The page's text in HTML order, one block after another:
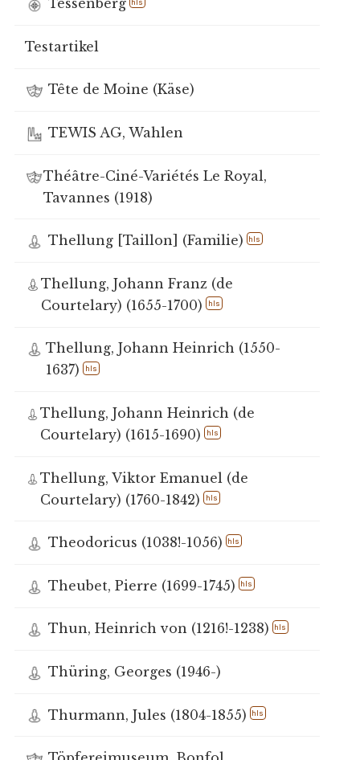
Tessenberg
Testartikel
Tête de Moine (Käse)
TEWIS AG, Wahlen
Théâtre-Ciné-Variétés Le Royal,
Tavannes (1918)
Thellung [Taillon] (Familie) hls
Thellung, Johann Franz (de
Courtelary) (1655-1700)
hls
Thellung, Johann Heinrich (1550-
1637)
hls
Thellung, Johann Heinrich (de
Courtelary) (1615-1690)
hls
Thellung, Viktor Emanuel (de
Courtelary) (1760-1842)
hls
Theodoricus (1038!-1056) hls
Theubet, Pierre (1699-1745) hls
Thun, Heinrich von (1216!-1238) hls
Thüring, Georges (1946-)
Thurmann, Jules (1804-1855) hls